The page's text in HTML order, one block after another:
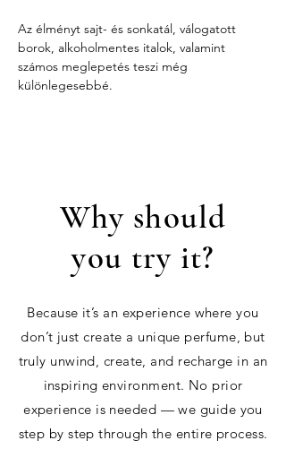
Az élményt sajt- és sonkatál, válogatott
borok, alkoholmentes italok, valamint
számos meglepetés teszi még
különlegesebbé.
Why should
you try it?
Because it’s an experience where you
don’t just create a unique perfume, but
truly unwind, create, and recharge in an
inspiring environment. No prior
experience is needed — we guide you
step by step through the entire process.